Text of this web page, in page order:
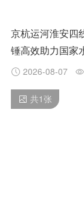
京杭运河淮安四
锤高效助力国家
2026-08-07
共1 张